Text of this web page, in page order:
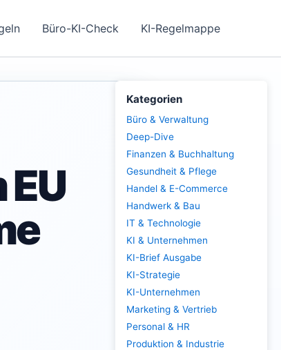
Büro-KI-Check KI-Regelmappe
Kategorien
Büro & Verwaltung
Deep-Dive
Finanzen & Buchhaltung
Gesundheit & Pflege
Handel & E-Commerce
Handwerk & Bau
IT & Technologie
KI & Unternehmen
KI-Brief Ausgabe
KI-Strategie
KI-Unternehmen
Marketing & Vertrieb
Personal & HR
Produktion & Industrie